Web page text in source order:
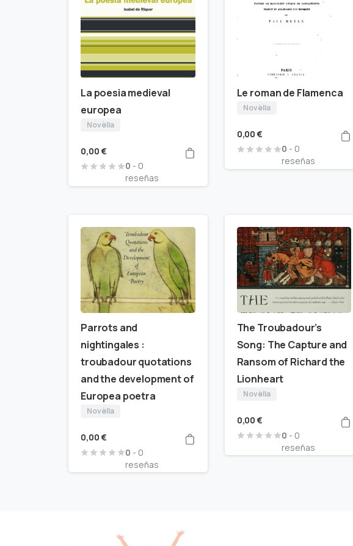
La poesia medieval
europea
Novèlla
0,00 €
0 - 0
reseñas
Le roman de Flamenca
Novèlla
0,00€
0 - 0
reseñas
Parrots and
nightingales :
troubadour quotations
and the development of
Europea poetra
Novèlla
0,00 €
0 - 0
reseñas
The Troubadour’s
Song: The Capture and
Ransom of Richard the
Lionheart
Novèlla
0,00€
0 - 0
reseñas